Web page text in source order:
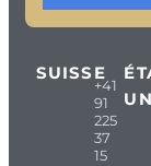
SUISSE
+41
91
225
37
15